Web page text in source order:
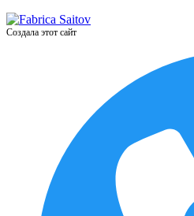
Создала этот сайт